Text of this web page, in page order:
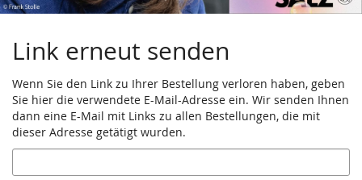
Link erneut senden
Wenn Sie den Link zu Ihrer Bestellung verloren haben, geben
Sie hier die verwendete E-Mail-Adresse ein. Wir senden Ihnen
dann eine E-Mail mit Links zu allen Bestellungen, die mit
dieser Adresse getätigt wurden.
E-
Mail